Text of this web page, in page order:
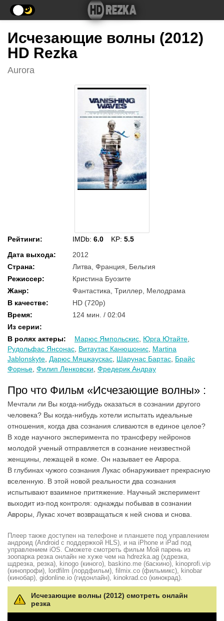
Исчезающие волны (2012)
HD Rezka
Aurora
Рейтинги: IMDb: 6.0 KP: 5.5
Дата выхода:
2012
Страна:
Литва, Франция, Бельгия
Режиссер:
Кристина Буозите
Жанр:
Фантастика, Триллер, Мелодрама
В качестве:
HD (720p)
Время:
124 мин. / 02:04
Из серии:
В ролях актеры: Марюс Ямпольскис Юрга Ютайте
Рудольфас Янсонас Витаутас Канюшонис Martina
Jablonskyte Дарюс Мяшкаускас Шарунас Бартас Брайс
Форнье Филип Ленковски Фредерик Андрау
Про что Фильм «Исчезающие волны» :
Мечтали ли Вы когда-нибудь оказаться в сознании другого
человека? Вы когда-нибудь хотели испытать идеальные
отношения, когда два сознания сливаются в единое целое?
В ходе научного эксперимента по трансферу нейронов
молодой ученый отправляется в сознание неизвестной
женщины, лежащей в коме. Он называет ее Аврора.
В глубинах чужого сознания Лукас обнаруживает прекрасную
вселенную. В этой новой реальности два сознания
испытывают взаимное притяжение. Научный эксперимент
выходит из-под контроля: однажды побывав в сознании
Авроры, Лукас хочет возвращаться к ней снова и снова.
Плеер также доступен на телефоне и планшете под управлением
андроид (Android с поддержкой HLS), и на iPhone и iPad под
управлением iOS. Сможете смотреть фильм Мой парень из
зоопарка резка онлайн не хуже чем на hdrezka.ag (хдрезка,
шдрезка, резка), kinogo (киного), baskino.me (баскино), kinoprofi.vip
(кинопрофи), lordfilm (лордфильм), filmix.co (фильмикс), kinobar
(кинобар), gidonline.io (гидонлайн), kinokrad.сo (кинокрад).
Исчезающие волны (2012) смотреть онлайн
резка